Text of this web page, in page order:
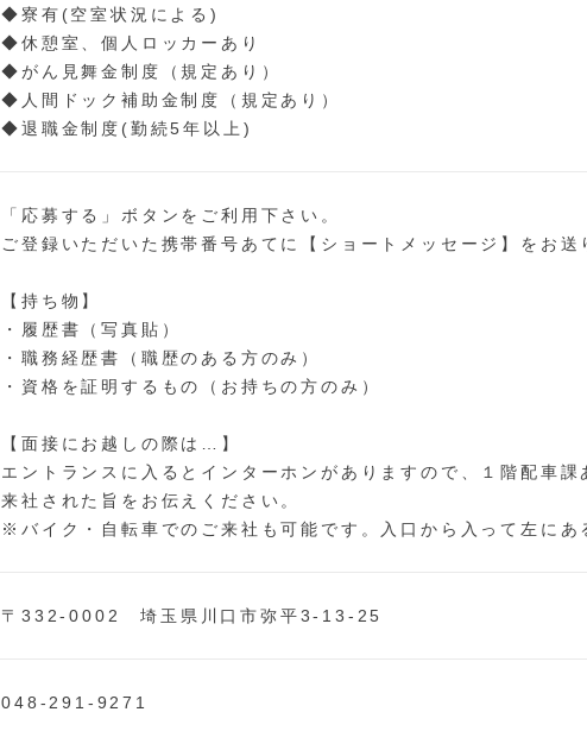
◆寮有(空室状況による)
◆休憩室、個人ロッカーあり
◆がん見舞金制度（規定あり）
◆人間ドック補助金制度（規定あり）
◆退職金制度(勤続5年以上)
「応募する」ボタンをご利用下さい。
ご登録いただいた携帯番号あてに【ショートメッセージ】をお送
【持ち物】
・履歴書（写真貼）
・職務経歴書（職歴のある方のみ）
・資格を証明するもの（お持ちの方のみ）
【面接にお越しの際は…】
エントランスに入るとインターホンがありますので、１階配車
来社された旨をお伝えください。
※バイク・自転車でのご来社も可能です。入口から入って左にあ
〒332-0002 埼玉県川口市弥平3-13-25
048-291-9271